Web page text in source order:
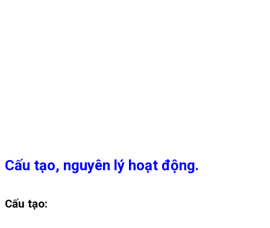
Cấu tạo, nguyên lý hoạt động.
Cấu tạo: